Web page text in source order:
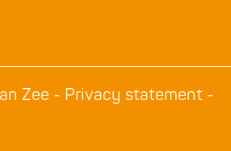
Zee - Privacy statement -